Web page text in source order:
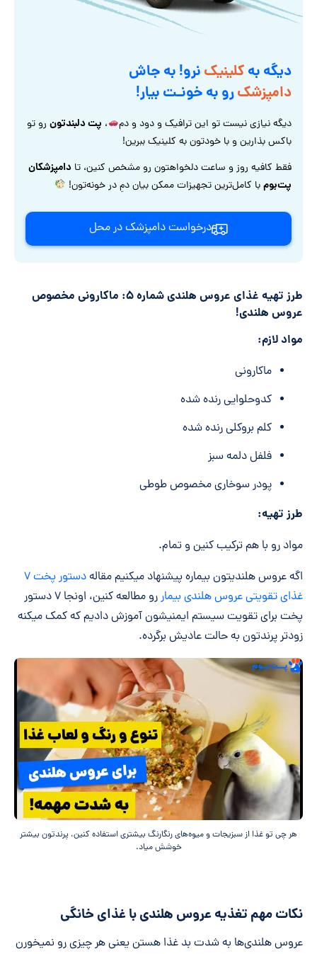
دیگه بهکلینیکنرو! به جاش
دامپزشکرو به خونـت بیار!
دیگه نیازی نیست تو این ترافیک و دود و دم ، پت دلبندتونرو تو
باکس بذارین و با خودتون به کلینیک ببرین!
فقط کافیه روز و ساعت دلخواهتون رو مشخص کنین، تا دامپزشکان
پت‌بومبا کامل‌ترین تجهیزات ممکن بیان دمِ در خونه‌تون!
درخواست دامپزشک در محل
طرز تهیه غذای عروس هلندی شماره ۵: ماکارونی مخصوص
عروس هلندی!
مواد لازم:
ماکارونی
کدوحلوایی رنده شده
کلم بروکلی رنده شده
فلفل دلمه سبز
پودر سوخاری مخصوص طوطی
طرز تهیه:
مواد رو با هم ترکیب کنین و تمام.
اگه عروس هلندیتون بیماره پیشنهاد میکنیم مقاله
دستور پخت ۷
غذای تقویتی عروس هلندی بیمار
رو مطالعه کنین، اونجا ۷ دستور
پخت برای تقویت سیستم ایمنیشون آموزش دادیم که کمک میکنه
زودتر پرندتون به حالت عادیش برگرده.
هر چی تو غذا از سبزیجات و میوه‌های رنگارنگ بیشتری استفاده کنین، پرندتون بیشتر
خوشش میاد.
نکات مهم تغذیه عروس هلندی با غذای خانگی
عروس هلندی‌ها به شدت بد غذا هستن یعنی هر چیزی رو نمیخورن